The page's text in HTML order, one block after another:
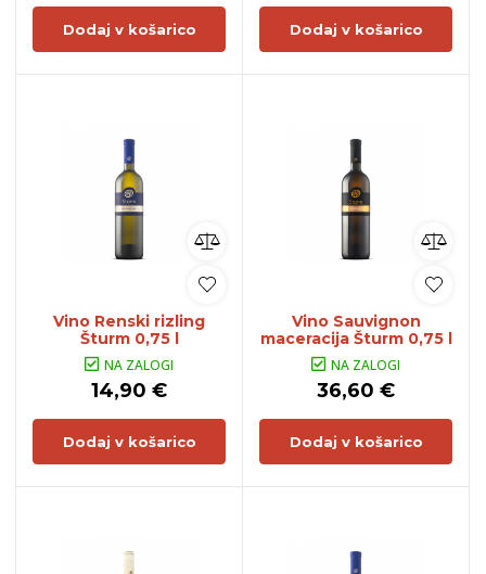
Dodaj v košarico Dodaj v košarico
Vino Renski rizling
Šturm 0,75 l
NA ZALOGI
14,90 €
Dodaj v košarico
Vino Sauvignon
maceracija Šturm 0,75 l
NA ZALOGI
36,60 €
Dodaj v košarico